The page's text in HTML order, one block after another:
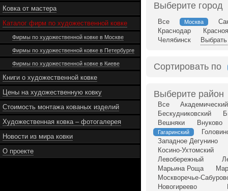
Ковка от мастера
Каталог фирм по художественной ковке
Фирмы по художественной ковке в Москве
Фирмы по художественной ковке в Петербурге
Фирмы по художественной ковке в Киеве
Книги о художественной ковке
Цены на художественную ковку
Стоимость монтажа кованых изделий
Художественная ковка – фотогалерея
Новости из мира ковки
О проекте
Выберите город
Все Москва
Краснодар
Челябинск
Сортировать по
Выберите район
Все
Академический
Бескудниковский
Вешняки
Внуково
Гагаринский
Западное Дегунино
Косино-Ухтомский
Левобережный
Марьина Роща
Москворечье-
Новогиреево